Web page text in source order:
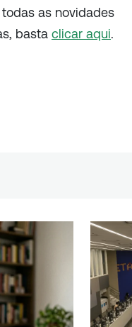
as novidades
basta clicar aqui.